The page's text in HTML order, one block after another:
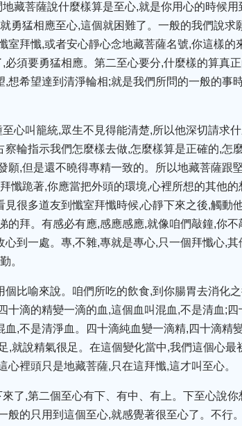
藏菩薩說什麼樣算是至心,就是你用心的時候
勇猛相應至心,這個就困難了。一般的我們說
室拜懺,或者安心靜心念地藏菩薩名號,你這樣
須要勇猛相應。第二至心要分,什麼樣的算真
想希望達到清淨輪相;就是我們所問的一般的事
心叫籠統,眾生不見得能清楚,所以他深切請求
輪指示我們怎麼樣去做,怎麼樣算是正確的,怎
願,但是還不曉得專精一致的。所以地藏菩薩跟
懺跪著,你應當把外頭的環境,心裡所想的其他
很多道友到懺室拜懺時候,心靜下來之後,觸動
的拜。有感必有應,感應感應,就像咱們敲鐘,你
到一處。專,不雜,專就是專心,只一個拜懺心,
。
比喻來說。咱們所吃的飲食,到你腸胃去消化
十滴的精變一滴的血,這個血叫混血,不是清血;
,不是清淨血。四十滴純血變一滴精,四十滴精
,就說精氣很足。在這個變化當中,我們這個心
裡頭只是地藏菩薩,只在這拜懺,這才叫至心。
了,第二個至心有下、有中、有上。下至心說
般的只用到這個至心,就感覺著很至心了。不行